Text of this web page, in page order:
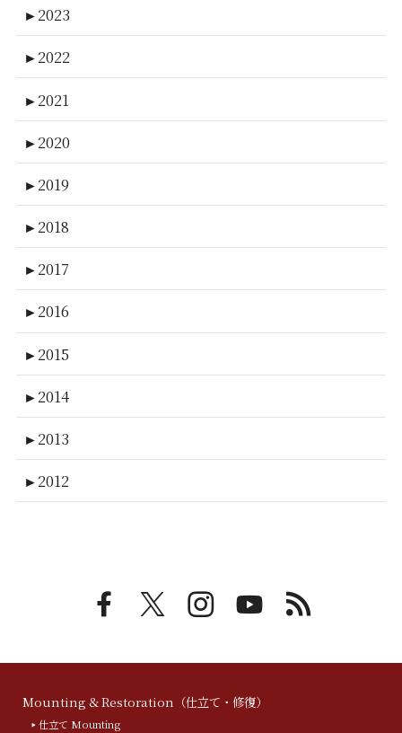
►2023
►2022
►2021
►2020
►2019
►2018
►2017
►2016
►2015
►2014
►2013
►2012
Mounting & Restoration（仕立て・修復）
仕立て Mounting